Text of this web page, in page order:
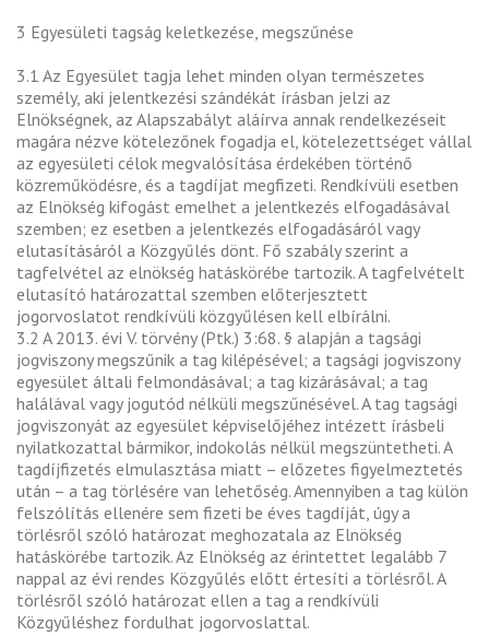
3 Egyesületi tagság keletkezése, megszűnése
3.1 Az Egyesület tagja lehet minden olyan természetes
személy, aki jelentkezési szándékát írásban jelzi az
Elnökségnek, az Alapszabályt aláírva annak rendelkezéseit
magára nézve kötelezőnek fogadja el, kötelezettséget vállal
az egyesületi célok megvalósítása érdekében történő
közreműködésre, és a tagdíjat megfizeti. Rendkívüli esetben
az Elnökség kifogást emelhet a jelentkezés elfogadásával
szemben; ez esetben a jelentkezés elfogadásáról vagy
elutasításáról a Közgyűlés dönt. Fő szabály szerint a
tagfelvétel az elnökség hatáskörébe tartozik. A tagfelvételt
elutasító határozattal szemben előterjesztett
jogorvoslatot rendkívüli közgyűlésen kell elbírálni.
3.2 A 2013. évi V. törvény (Ptk.) 3:68. § alapján a tagsági
jogviszony megszűnik a tag kilépésével; a tagsági jogviszony
egyesület általi felmondásával; a tag kizárásával; a tag
halálával vagy jogutód nélküli megszűnésével. A tag tagsági
jogviszonyát az egyesület képviselőjéhez intézett írásbeli
nyilatkozattal bármikor, indokolás nélkül megszüntetheti. A
tagdíjfizetés elmulasztása miatt – előzetes figyelmeztetés
után – a tag törlésére van lehetőség. Amennyiben a tag külön
felszólítás ellenére sem fizeti be éves tagdíját, úgy a
törlésről szóló határozat meghozatala az Elnökség
hatáskörébe tartozik. Az Elnökség az érintettet legalább 7
nappal az évi rendes Közgyűlés előtt értesíti a törlésről. A
törlésről szóló határozat ellen a tag a rendkívüli
Közgyűléshez fordulhat jogorvoslattal.